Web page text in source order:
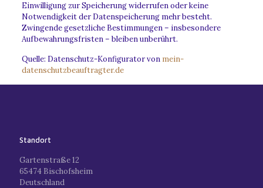
Einwilligung zur Speicherung widerrufen oder keine
Notwendigkeit der Datenspeicherung mehr besteht.
Zwingende gesetzliche Bestimmungen – insbesondere
Aufbewahrungsfristen – bleiben unberührt.
Quelle: Datenschutz-Konfigurator von mein-
datenschutzbeauftragter.de
Standort
Gartenstraße 12
65474 Bischofsheim
Deutschland